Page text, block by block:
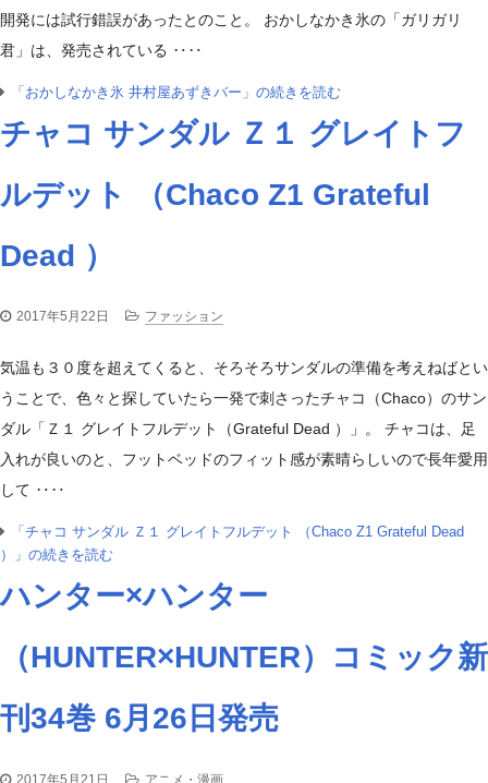
開発には試行錯誤があったとのこと。 おかしなかき氷の「ガリガリ
君」は、発売されている ‥‥
「おかしなかき氷 井村屋あずきバー」の続きを読む
チャコ サンダル Ｚ１ グレイトフ
ルデット （Chaco Z1 Grateful
Dead ）
2017年5月22日 ファッション
気温も３０度を超えてくると、そろそろサンダルの準備を考えねばとい
うことで、色々と探していたら一発で刺さったチャコ（Chaco）のサン
ダル「Ｚ１ グレイトフルデット（Grateful Dead ）」。 チャコは、足
入れが良いのと、フットベッドのフィット感が素晴らしいので長年愛用
して ‥‥
「チャコ サンダル Ｚ１ グレイトフルデット （Chaco Z1 Grateful Dead
）」の続きを読む
ハンター×ハンター
（HUNTER×HUNTER）コミック新
刊34巻 6月26日発売
2017年5月21日 アニメ・漫画